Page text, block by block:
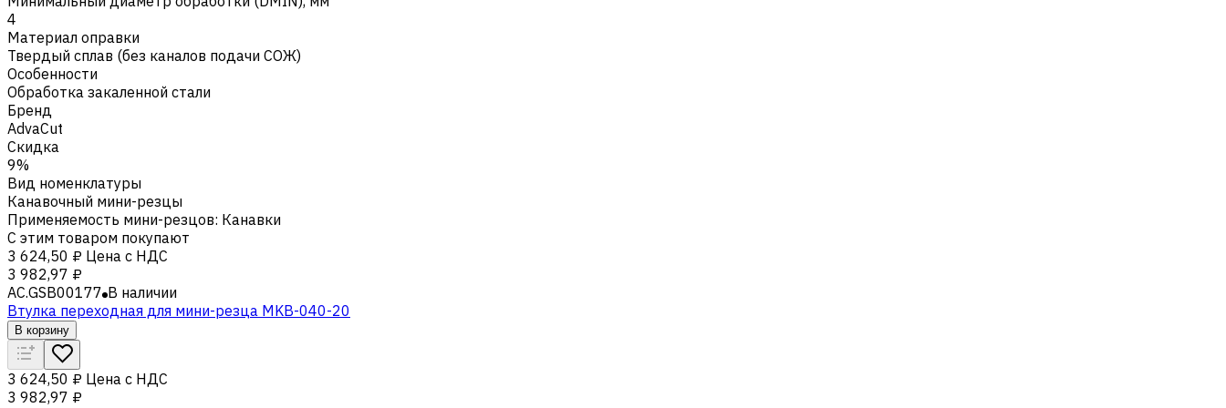
4
Материал оправки
Твердый сплав (без каналов подачи СОЖ)
Особенности
Обработка закаленной стали
Бренд
AdvaCut
Скидка
9%
Вид номенклатуры
Канавочный мини-резцы
Применяемость мини-резцов: Канавки
С этим товаром покупают
3 624,50 ₽ Цена с НДС
3 982,97 ₽
AC.GSB00177 В наличии
Втулка переходная для мини-резца MKB-040-20
В корзину
3 624,50 ₽ Цена с НДС
3 982,97 ₽